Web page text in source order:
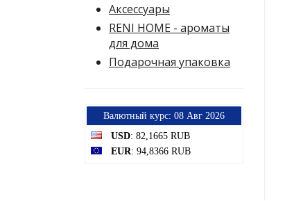
Аксессуары
RENI HOME - ароматы
для дома
Подарочная упаковка
Bалютный курс: 08 Авг 2026
USD: 82,1665 RUB
EUR: 94,8366 RUB